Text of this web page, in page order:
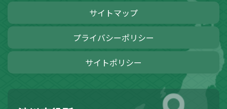
サイトマップ
プライバシーポリシー
サイトポリシー